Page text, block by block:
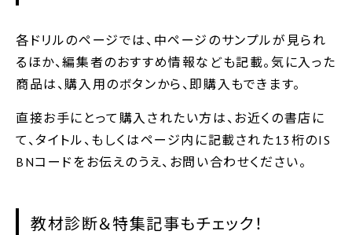
各ドリルのページでは、中ページのサンプルが見られ
るほか、編集者のおすすめ情報なども記載。気に入った
商品は、購入用のボタンから、即購入もできます。
直接お手にとって購入されたい方は、お近くの書店に
て、タイトル、もしくはページ内に記載された13桁のIS
BNコードをお伝えのうえ、お問い合わせください。
教材診断＆特集記事もチェック！